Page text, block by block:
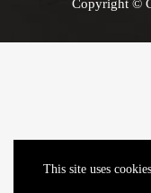
Copyright ©
This site uses